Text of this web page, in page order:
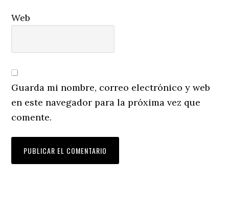
Web
Guarda mi nombre, correo electrónico y web
en este navegador para la próxima vez que
comente.